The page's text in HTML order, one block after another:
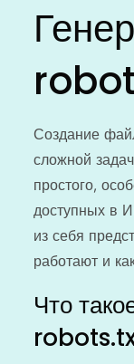
Создание
сложной
простого,
доступных в
из себя
работают и
Что